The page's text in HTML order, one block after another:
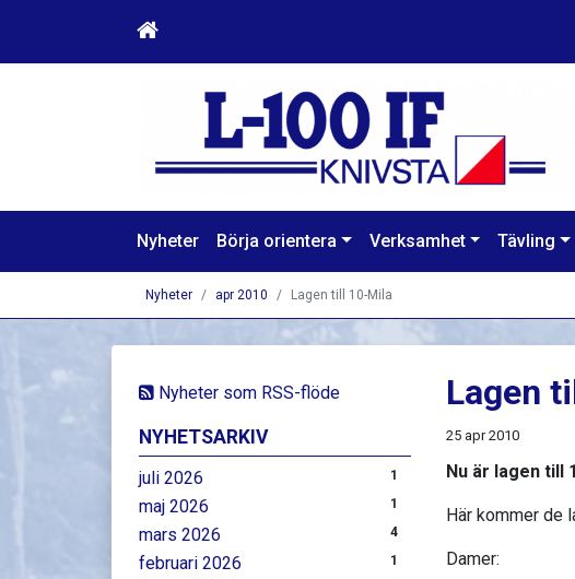
Nyheter Börja orientera Verksamhet Tävling
Nyheter apr 2010 Lagen till 10-Mila
Nyheter som RSS-flöde
NYHETSARKIV
juli 2026 1
maj 2026 1
mars 2026 4
februari 2026 1
Lagen
25 apr 2010
Nu är lagen till
Här kommer de
Damer: